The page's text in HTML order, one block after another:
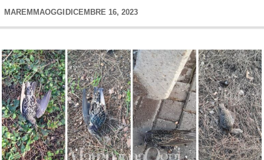
MAREMMAOGGI DICEMBRE 16, 2023